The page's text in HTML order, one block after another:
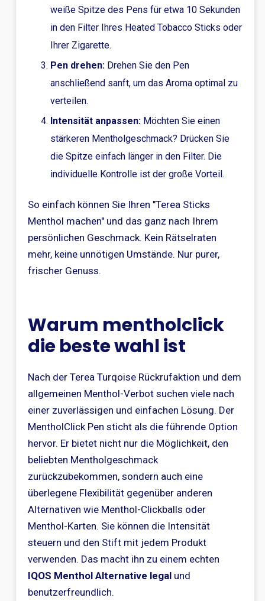
weiße Spitze des Pens für etwa 10 Sekunden
in den Filter Ihres Heated Tobacco Sticks oder
Ihrer Zigarette.
Pen drehen:Drehen Sie den Pen
anschließend sanft, um das Aroma optimal zu
verteilen.
Intensität anpassen:Möchten Sie einen
stärkeren Mentholgeschmack? Drücken Sie
die Spitze einfach länger in den Filter. Die
individuelle Kontrolle ist der große Vorteil.
So einfach können Sie Ihren "Terea Sticks
Menthol machen" und das ganz nach Ihrem
persönlichen Geschmack. Kein Rätselraten
mehr, keine unnötigen Umstände. Nur purer,
frischer Genuss.
Warum mentholclick
die beste wahl ist
Nach der Terea Turqoise Rückrufaktion und dem
allgemeinen Menthol-Verbot suchen viele nach
einer zuverlässigen und einfachen Lösung. Der
MentholClick Pen sticht als die führende Option
hervor. Er bietet nicht nur die Möglichkeit, den
beliebten Mentholgeschmack
zurückzubekommen, sondern auch eine
überlegene Flexibilität gegenüber anderen
Alternativen wie Menthol-Clickballs oder
Menthol-Karten. Sie können die Intensität
steuern und den Stift mit jedem Produkt
verwenden. Das macht ihn zu einem echten
IQOS Menthol Alternative legalund
benutzerfreundlich.